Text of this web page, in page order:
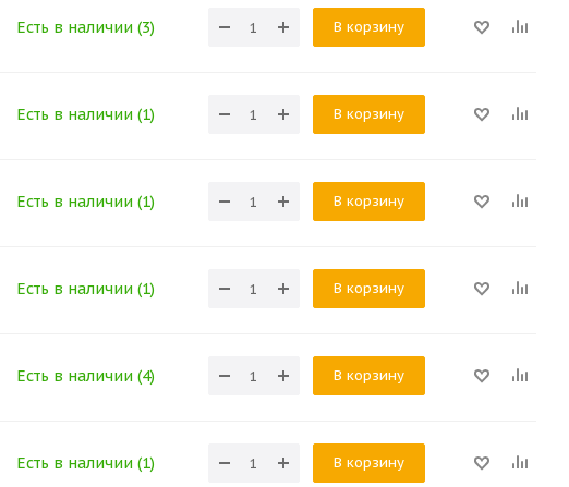
Есть в наличии (3) В корзину
Есть в наличии (1) В корзину
Есть в наличии (1) В корзину
Есть в наличии (1) В корзину
Есть в наличии (4) В корзину
Есть в наличии (1) В корзину